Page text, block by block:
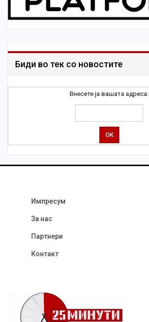
Биди во тек со новостите
Внесете ја вашата адреса:
Импресум
За нас
Партнери
Контакт